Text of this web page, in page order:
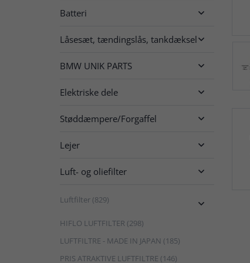
Batteri 
Låsesæt, tændingslås, tankdæksel
BMW UNIK PARTS 
Elektriske dele 
Støddæmpere/Forgaffel 
Lejer 
Luft- og oliefilter 
Luftfilter (829) 
HIFLO LUFTFILTER (298)
LUFTFILTRE - MADE IN JAPAN (185)
PRIS ATRAKTIVE LUFTFILTRE (146)